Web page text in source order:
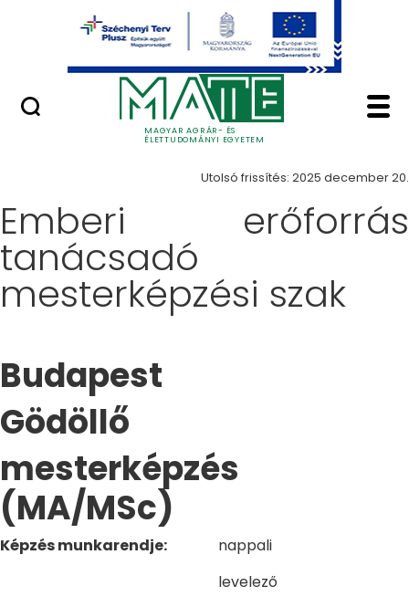
Ugrás a fő tartalomhoz
MAGYAR AGRÁR- ÉS
ÉLETTUDOMÁNYI EGYETEM
Minőségügy
Képzés - Magyar
Képzések
Utolsó frissítés: 2025 december 20.
Emberi erőforrás
tanácsadó
mesterképzési szak
Budapest
Gödöllő
mesterképzés
(MA/MSc)
Képzés munkarendje:
nappali
levelező